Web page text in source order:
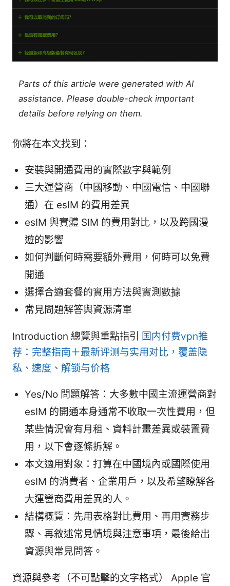
Parts of this article were generated with AI
assistance. Please double-check important
details before relying on them.
你將在本文找到：
安裝與開通費用的實際數字與範例
三大運營商（中國移動、中國電信、中國聯
通）在 esIM 的費用差異
esIM 與實體 SIM 的費用對比，以及跨國漫
遊的影響
如何判斷何時需要額外費用，何時可以免費
開通
選擇合適套餐的實用方法與實測數據
常見問題解答與資源清單
Introduction 總覽與重點指引
国内付费vpn推
荐：完整指南＋最新评测与实用对比，覆盖隐
私、速度、解锁与价格
Yes/No 問題解答：大多數中國主流運營商對
esIM 的開通本身通常不收取一次性費用，但
某些情況會有月租、資料計畫差異或裝置費
用，以下會逐條拆解。
本文適用對象：打算在中國境內或國際使用
esIM 的消費者、企業用戶，以及希望瞭解各
大運營商費用差異的人。
結構概覽：先用表格對比費用、再用實務步
驟、再敘述常見情境與注意事項，最後給出
資源與常見問答。
資源與參考（不可點擊的文字格式） Apple 官